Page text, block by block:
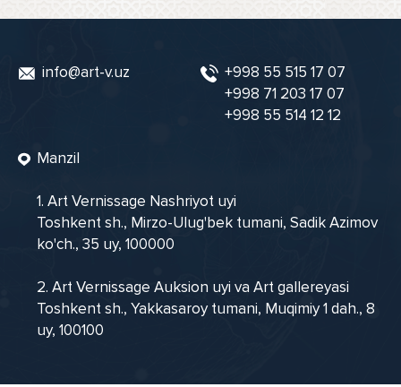
info@art-v.uz
+998 55 515 17 07
+998 71 203 17 07
+998 55 514 12 12
Manzil
1. Art Vernissage Nashriyot uyi
Toshkent sh., Mirzo-Ulug'bek tumani, Sadik Azimov
ko'ch., 35 uy, 100000
2. Art Vernissage Auksion uyi va Art gallereyasi
Toshkent sh., Yakkasaroy tumani, Muqimiy 1 dah., 8
uy, 100100